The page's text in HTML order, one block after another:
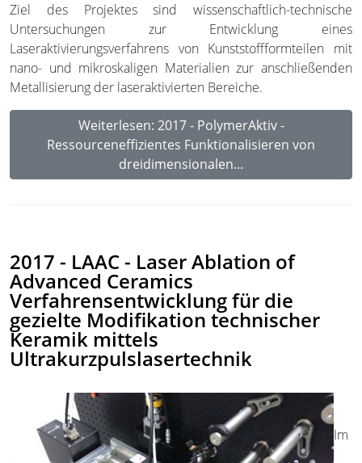
Ziel des Projektes sind wissenschaftlich-technische
Untersuchungen zur Entwicklung eines
Laseraktivierungsverfahrens von Kunststoffformteilen mit
nano- und mikroskaligen Materialien zur anschließenden
Metallisierung der laseraktivierten Bereiche.
Weiterlesen: 2017 - PolymerAktiv -
Ressourceneffizientes Funktionalisieren von
dreidimensionalen...
2017 - LAAC - Laser Ablation of
Advanced Ceramics
Verfahrensentwicklung für die
gezielte Modifikation technischer
Keramik mittels
Ultrakurzpulslasertechnik
Im